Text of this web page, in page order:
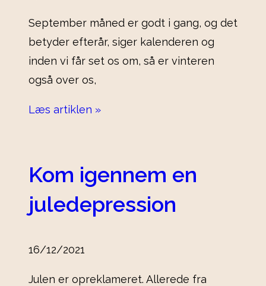
September måned er godt i gang, og det
betyder efterår, siger kalenderen og
inden vi får set os om, så er vinteren
også over os,
Læs artiklen »
Kom igennem en
juledepression
16/12/2021
Julen er opreklameret. Allerede fra